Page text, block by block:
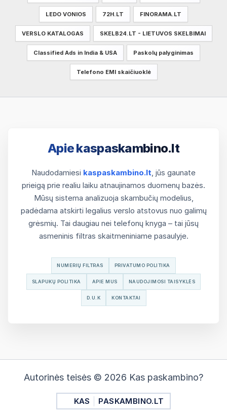
LEDO VONIOS 72H.LT FINORAMA.LT
VERSLO KATALOGAS SKELB24.LT - LIETUVOS SKELBIMAI
Classified Ads in India & USA Paskolų palyginimas
Telefono EMI skaičiuoklė
Apie kaspaskambino.lt
Naudodamiesi kaspaskambino.lt, jūs gaunate
prieigą prie realiu laiku atnaujinamos duomenų bazės.
Mūsų sistema analizuoja skambučių modelius,
padėdama atskirti legalius verslo atstovus nuo galimų
grėsmių. Tai daugiau nei telefonų knyga – tai jūsų
asmeninis filtras skaitmeniniame pasaulyje.
NUMERIŲ FILTRAS PRIVATUMO POLITIKA
SLAPUKŲ POLITIKA APIE MUS NAUDOJIMOSI TAISYKLĖS
D.U.K KONTAKTAI
Autorinės teisės © 2026 Kas paskambino?
KAS PASKAMBINO.LT